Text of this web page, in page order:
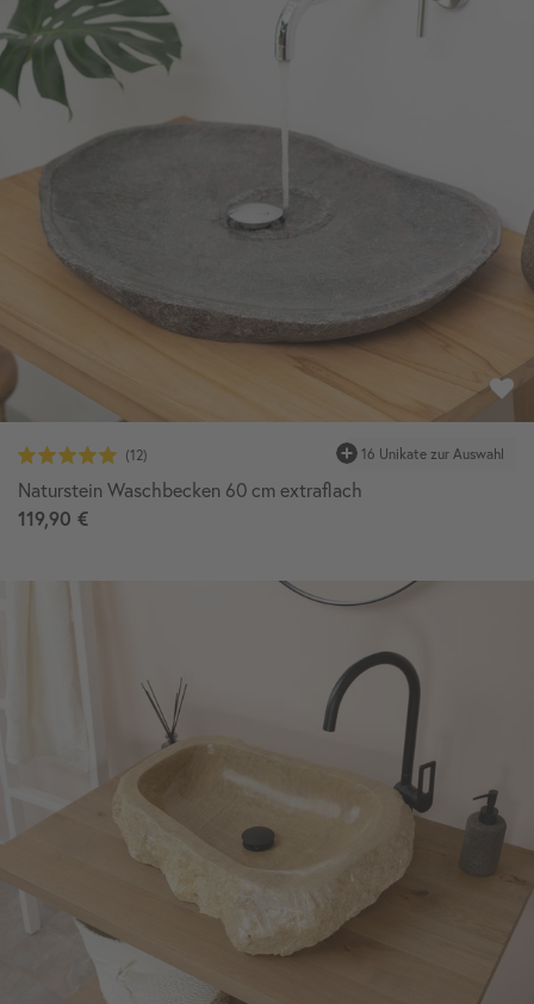
16 Unikate zur Auswahl
Naturstein Waschbecken 60 cm extraflach
119,90 €